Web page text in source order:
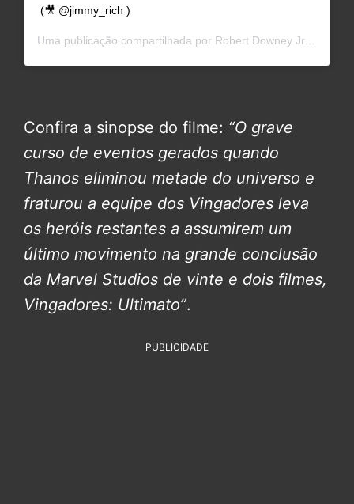
(🎥 @jimmy_rich )
Uma publicação compartilhada por Robert Downey Jr.
Confira a sinopse do filme: “O grave
curso de eventos gerados quando
Thanos eliminou metade do universo e
fraturou a equipe dos Vingadores leva
os heróis restantes a assumirem um
último movimento na grande conclusão
da Marvel Studios de vinte e dois filmes,
Vingadores: Ultimato”.
PUBLICIDADE